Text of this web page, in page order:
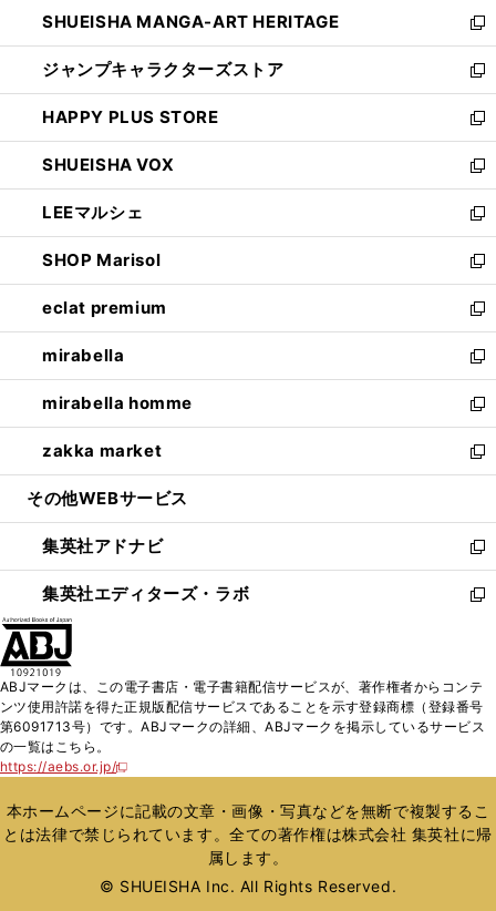
く
で
開
く
い
ウ
ィ
ン
ド
ウ
で
開
く
SHUEISHA MANGA-ART HERITAGE
新
し
い
ウ
ィ
ン
ド
ウ
で
開
く
ジャンプキャラクターズストア
新
し
い
ウ
ィ
ン
ド
ウ
で
開
く
HAPPY PLUS STORE
新
し
い
ウ
ィ
ン
ド
ウ
で
開
く
SHUEISHA VOX
新
し
い
ウ
ィ
ン
ド
ウ
で
開
く
LEEマルシェ
新
し
い
ウ
ィ
ン
ド
ウ
で
開
く
SHOP Marisol
新
し
い
ウ
ィ
ン
ド
ウ
で
開
eclat premium
新
し
い
ウ
ィ
ン
ド
ウ
開
く
mirabella
新
し
い
ウ
ィ
ン
ウ
で
開
く
mirabella homme
新
し
い
ウ
ン
ド
ウ
で
zakka market
新
し
ウ
ィ
ン
ド
く
その他WEBサービス
集英社アドナビ
新
し
い
ド
ウ
で
集英社エディターズ・ラボ
新
ィ
ン
ド
開
く
ABJマークは、この電子書店・電子書籍配信サービスが、著作権者からコンテ
ンツ使用許諾を得た正規版配信サービスであることを示す登録商標（登録番号
第6091713号）です。ABJマークの詳細、ABJマークを掲示しているサービス
の一覧はこちら。
https://aebs.or.jp/
新
い
ウ
ィ
ウ
本ホームページに記載の文章・画像・写真などを無断で複製するこ
とは法律で禁じられています。全ての著作権は株式会社 集英社に帰
属します。
© SHUEISHA Inc. All Rights Reserved.